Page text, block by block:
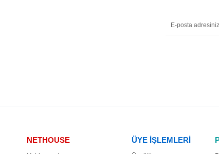
NETHOUSE ÜYE İŞLEMLERİ